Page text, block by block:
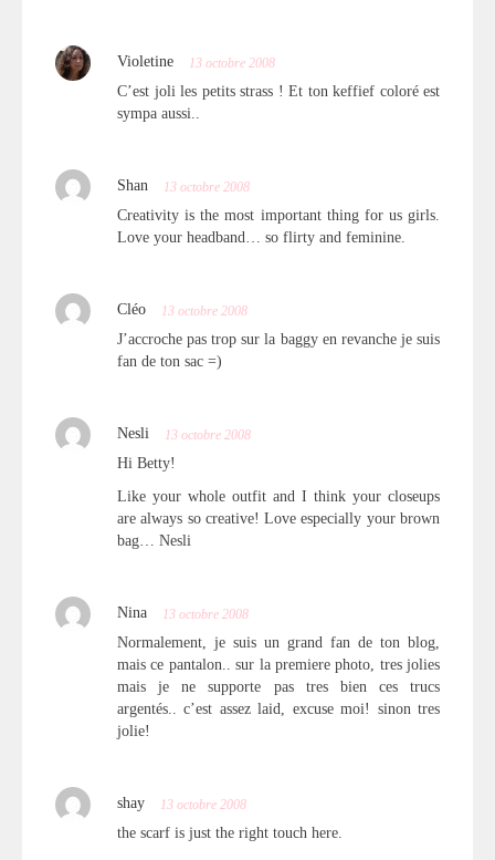
Violetine 13 octobre 2008
C’est joli les petits strass ! Et ton keffief coloré est
sympa aussi..
Shan 13 octobre 2008
Creativity is the most important thing for us girls.
Love your headband… so flirty and feminine.
Cléo 13 octobre 2008
J’accroche pas trop sur la baggy en revanche je suis
fan de ton sac =)
Nesli 13 octobre 2008
Hi Betty!
Like your whole outfit and I think your closeups
are always so creative! Love especially your brown
bag… Nesli
Nina 13 octobre 2008
Normalement, je suis un grand fan de ton blog,
mais ce pantalon.. sur la premiere photo, tres jolies
mais je ne supporte pas tres bien ces trucs
argentés.. c’est assez laid, excuse moi! sinon tres
jolie!
shay 13 octobre 2008
the scarf is just the right touch here.